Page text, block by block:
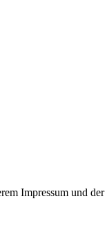
Impressum und der